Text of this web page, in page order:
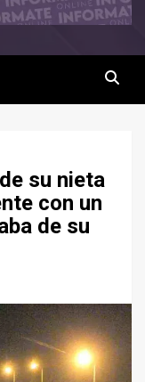
su nieta
con un
de su